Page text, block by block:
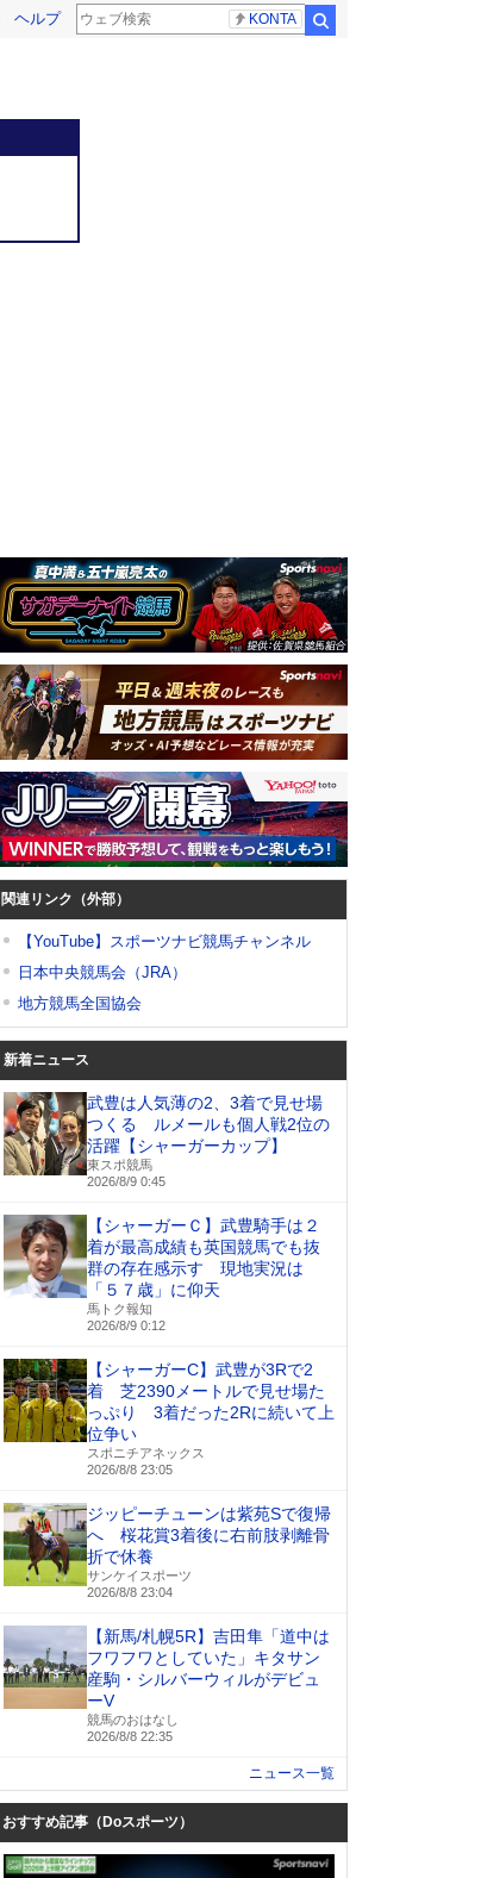
ヘルプ KONTA
関連リンク（外部）
【YouTube】スポーツナビ競馬チャンネル
日本中央競馬会（JRA）
地方競馬全国協会
新着ニュース
武豊は人気薄の2、3着で見せ場
つくる ルメールも個人戦2位の
活躍【シャーガーカップ】
東スポ競馬
2026/8/9 0:45
【シャーガーＣ】武豊騎手は２
着が最高成績も英国競馬でも抜
群の存在感示す 現地実況は
「５７歳」に仰天
馬トク報知
2026/8/9 0:12
【シャーガーC】武豊が3Rで2
着 芝2390メートルで見せ場た
っぷり 3着だった2Rに続いて上
位争い
スポニチアネックス
2026/8/8 23:05
ジッピーチューンは紫苑Sで復帰
へ 桜花賞3着後に右前肢剥離骨
折で休養
サンケイスポーツ
2026/8/8 23:04
【新馬/札幌5R】吉田隼「道中は
フワフワとしていた」キタサン
産駒・シルバーウィルがデビュ
ーV
競馬のおはなし
2026/8/8 22:35
ニュース一覧
おすすめ記事（Doスポーツ）